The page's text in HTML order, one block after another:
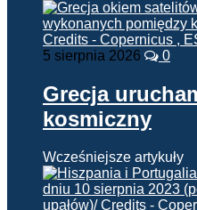
5 sierpnia 2026 0
Grecja
kosmiczny
Wcześniejsze artykuły